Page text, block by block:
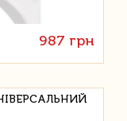
987 грн